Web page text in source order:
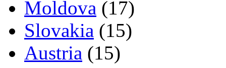
Moldova (17)
Slovakia (15)
Austria (15)